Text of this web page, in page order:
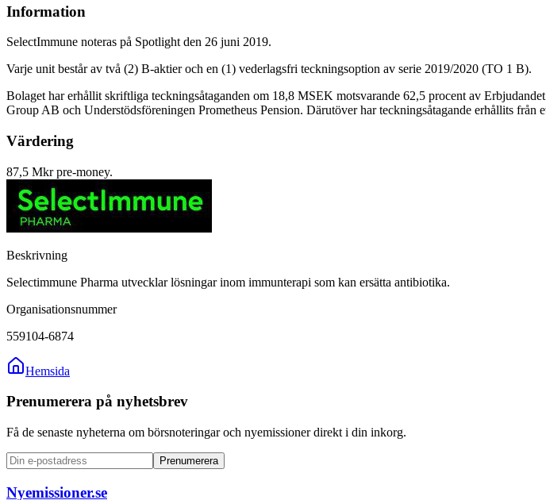
Information
SelectImmune noteras på Spotlight den 26 juni 2019.
Varje unit består av två (2) B-aktier och en (1) vederlagsfri teckningsoption av serie 2019/2020 (TO 1 B).
Bolaget har erhållit skriftliga teckningsåtaganden om 18,8 MSEK motsvarande 62,5 procent av
Group AB och Understödsföreningen Prometheus Pension. Därutöver har teckningsåtagande erhållits från
Värdering
87,5 Mkr pre-money.
Beskrivning
Selectimmune Pharma utvecklar lösningar inom immunterapi som kan ersätta antibiotika.
Organisationsnummer
559104-6874
Hemsida
Prenumerera på nyhetsbrev
Få de senaste nyheterna om börsnoteringar och nyemissioner direkt i din inkorg.
Prenumerera
Nyemissioner.se